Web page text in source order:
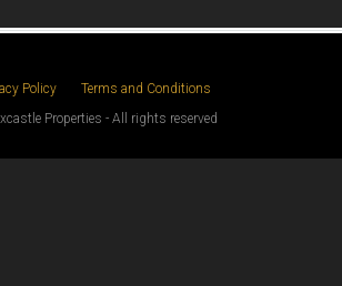
Policy
Terms and Conditions
Properties - All rights reserved